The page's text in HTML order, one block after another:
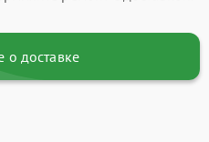
о доставке